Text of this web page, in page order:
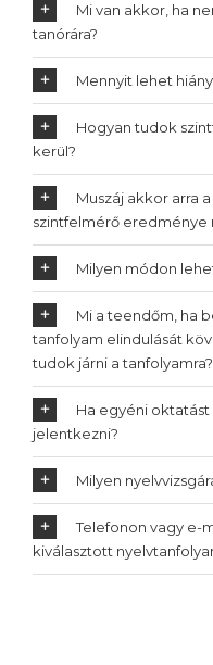
Mi van akkor, ha
tanórára?
Mennyit lehet
Hogyan tudok
kerül?
Muszáj akkor arra
szintfelmérő eredménye
Milyen módon
Mi a teendőm, ha
tanfolyam elindulását
tudok járni a tanfolyamra?
Ha egyéni
jelentkezni?
Milyen
Telefonon vagy e-
kiválasztott